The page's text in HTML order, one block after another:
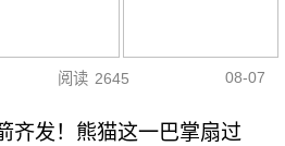
阅读 2645 08-07
齐发！熊猫这一巴掌扇过